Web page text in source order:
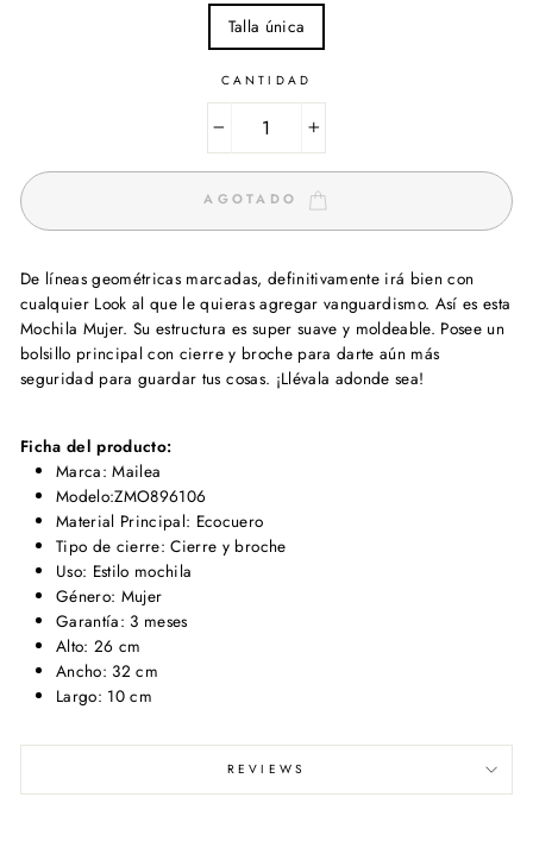
Talla única
CANTIDAD
AGOTADO
De líneas geométricas marcadas, definitivamente irá bien con
cualquier Look al que le quieras agregar vanguardismo. Así es esta
Mochila Mujer. Su estructura es super suave y moldeable. Posee un
bolsillo principal con cierre y broche para darte aún más
seguridad para guardar tus cosas. ¡Llévala adonde sea!
Ficha del producto:
Marca: Mailea
Modelo:ZMO896106
Material Principal: Ecocuero
Tipo de cierre: Cierre y broche
Uso: Estilo mochila
Género: Mujer
Garantía: 3 meses
Alto: 26 cm
Ancho: 32 cm
Largo: 10 cm
REVIEWS